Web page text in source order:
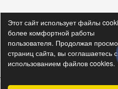
Этот сайт использует файлы
более комфортной работы
пользователя. Продолжая
страниц сайта, вы соглашаетесь с
использованием файлов cookies.